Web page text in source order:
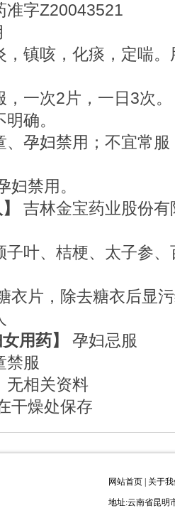
准字Z20043521
，镇咳，化痰，定喘
，一次2片，一日3次。
明确。
、孕妇禁用；不宜常
妇禁用。
吉林金宝药业股份有
子叶、桔梗、太子参
衣片，除去糖衣后显
用药】
孕妇忌服
禁服
无相关资料
干燥处保存
网站首页 关于
地址:云南省昆明